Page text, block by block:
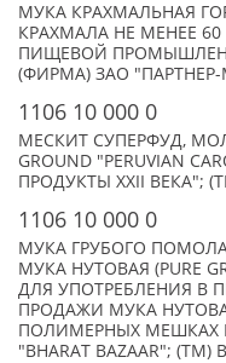
МУКА КРАХМАЛЬНАЯ
КРАХМАЛА НЕ МЕНЕЕ
ПИЩЕВОЙ
(ФИРМА) ЗАО "ПАРТНЕР-
1106 10 000 0
МЕСКИТ СУПЕРФУД,
GROUND "PERUVIAN
ПРОДУКТЫ ХХII ВЕКА";
1106 10 000 0
МУКА ГРУБОГО
МУКА НУТОВАЯ (PURE
ДЛЯ УПОТРЕБЛЕНИЯ В
ПРОДАЖИ МУКА НУТОВАЯ
ПОЛИМЕРНЫХ МЕШКАХ
"BHARAT BAZAAR"; (TM)